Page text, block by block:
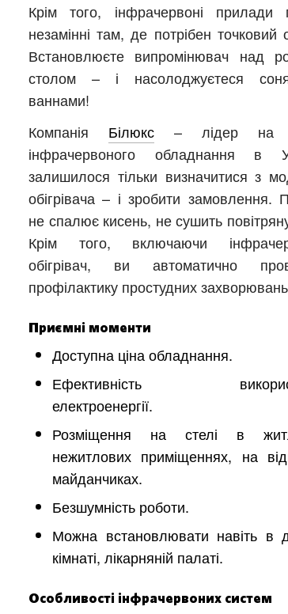
Крім того, інфрачервоні прилади
незамінні там, де потрібен точковий
Встановлюєте випромінювач над
столом – і насолоджуєтеся
ваннами!
Компанія Білюкс – лідер на
інфрачервоного обладнання в
залишилося тільки визначитися з
обігрівача – і зробити замовлення.
не спалює кисень, не сушить
Крім того, включаючи
обігрівач, ви автоматично
профілактику простудних
Приємні моменти
Доступна ціна обладнання.
Ефективність
електроенергії.
Розміщення на стелі в
нежитлових приміщеннях, на
майданчиках.
Безшумність роботи.
Можна встановлювати навіть в
кімнаті, лікарняній палаті.
Особливості інфрачервоних систем